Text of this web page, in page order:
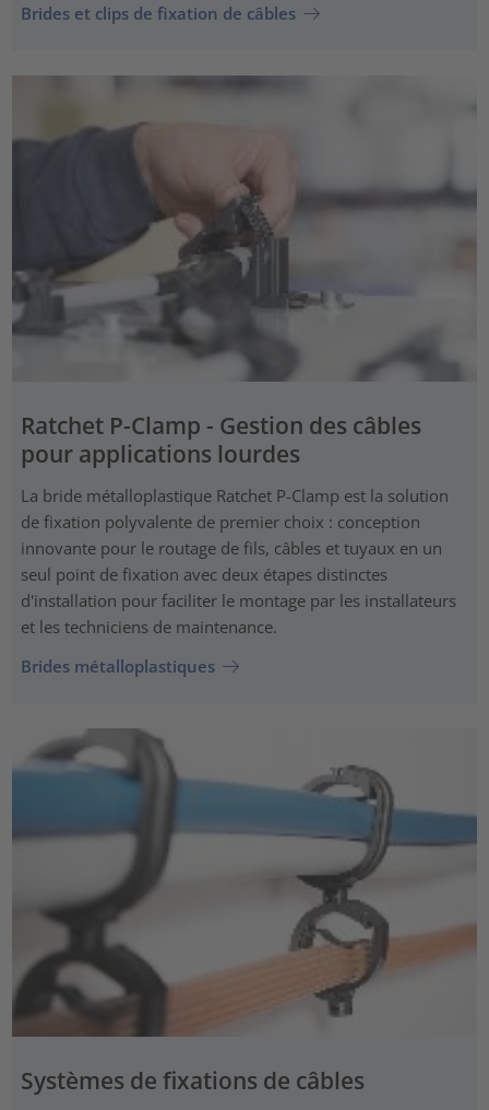
Brides et clips de fixation de câbles
Ratchet P-Clamp - Gestion des câbles
pour applications lourdes
La bride métalloplastique Ratchet P-Clamp est la solution
de fixation polyvalente de premier choix : conception
innovante pour le routage de fils, câbles et tuyaux en un
seul point de fixation avec deux étapes distinctes
d'installation pour faciliter le montage par les installateurs
et les techniciens de maintenance.
Brides métalloplastiques
Systèmes de fixations de câbles